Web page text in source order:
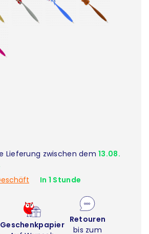
Lieferung zwischen dem13.08.
In 1 Stunde
Geschenkpapier
Retouren
bis zum